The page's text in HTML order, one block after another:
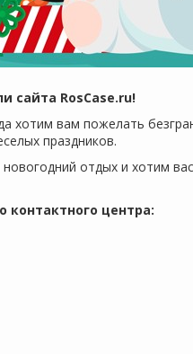
сайта RosCase.ru!
хотим вам пожелать
праздников.
отдых и хотим
контактного центра: